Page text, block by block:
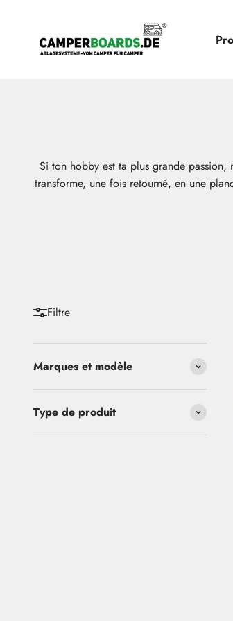
Si ton hobby est ta plus grande
transforme, une fois retourné, en une
Filtre
Marques et modèle
Type de produit